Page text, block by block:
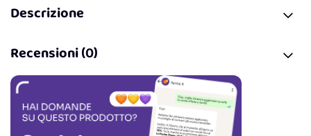
Descrizione
Recensioni (0)